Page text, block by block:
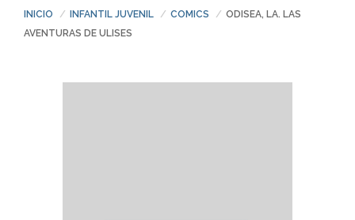
INICIO INFANTIL JUVENIL COMICS
ODISEA, LA. LAS
AVENTURAS DE ULISES